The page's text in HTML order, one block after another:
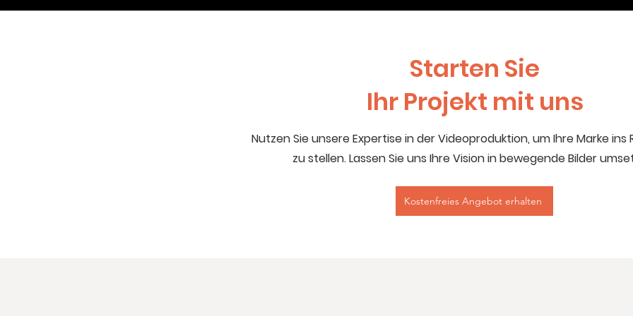
Starten Sie
Ihr Projekt mit uns
Nutzen Sie unsere Expertise in der Videoproduktion, um Ihre Marke ins
zu stellen. Lassen Sie uns Ihre Vision in bewegende Bilder
Kostenfreies Angebot erhalten